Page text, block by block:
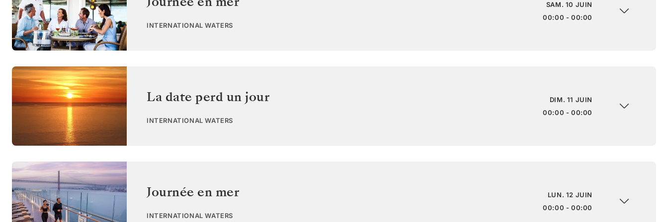
INTERNATIONAL WATERS
SAM. 10 JUIN
00:00 - 00:00
La date perd un jour
INTERNATIONAL WATERS
DIM. 11 JUIN
00:00 - 00:00
Journée en mer
INTERNATIONAL WATERS
LUN. 12 JUIN
00:00 - 00:00